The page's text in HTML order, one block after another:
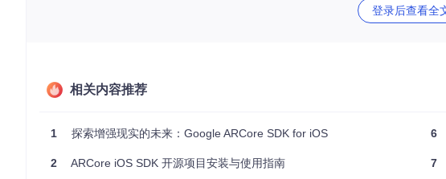
2.2.2 使用 Swift Package Manager
输入包的 URL:https://github.com/google-ar/arcore-ios-sdk
在Build Phases > Link Binary With Libraries
中添加所需的
登录后查看全
相关内容推荐
1 探索增强现实的未来：Google ARCore SDK for iOS
2 ARCore iOS SDK 开源项目安装与使用指南
6
7